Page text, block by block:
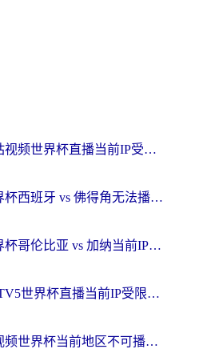
在海外看咪咕视频世界杯直播当前IP受限制？这篇指南帮你搞定所有体育赛事观看难题
在国外看世界杯西班牙 vs 佛得角无法播放？这篇指南帮你解锁所有中文体育直播
在海外看世界杯哥伦比亚 vs 加纳当前IP受限制？这篇指南帮你流畅看中文解说赛事
在越南看CCTV5世界杯直播当前IP受限制？海外党体育观赛终极指南来了
在日本看央视频世界杯当前地区不可播放？海外党体育观赛终极指南